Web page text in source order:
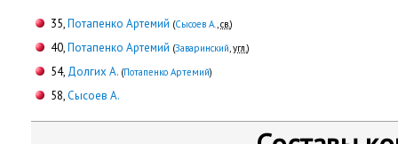
35,Потапенко Артемий (Сысоев А.,св.)
40,Потапенко Артемий (Заваринский,угл.)
54, Долгих А. (Потапенко Артемий)
58,Сысоев А.